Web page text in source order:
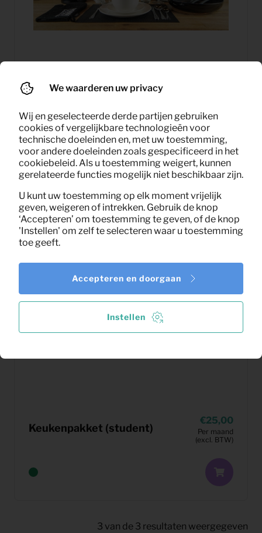
Per maand
(excl. BTW)
Keukenpakket (student)
25,00
Per maand
(excl. BTW)
3 van de 3 resultaten weergegeven
We waarderen uw privacy
Wij en geselecteerde derde partijen gebruiken
cookies of vergelijkbare technologieën voor
technische doeleinden en, met uw toestemming,
voor andere doeleinden zoals gespecificeerd in het
cookiebeleid. Als u toestemming weigert, kunnen
gerelateerde functies mogelijk niet beschikbaar zijn.
U kunt uw toestemming op elk moment vrijelijk
geven, weigeren of intrekken. Gebruik de knop
‘Accepteren’ om toestemming te geven, of de knop
'Instellen' om zelf te selecteren waar u toestemming
toe geeft.
Instellen
Accepteren en doorgaan